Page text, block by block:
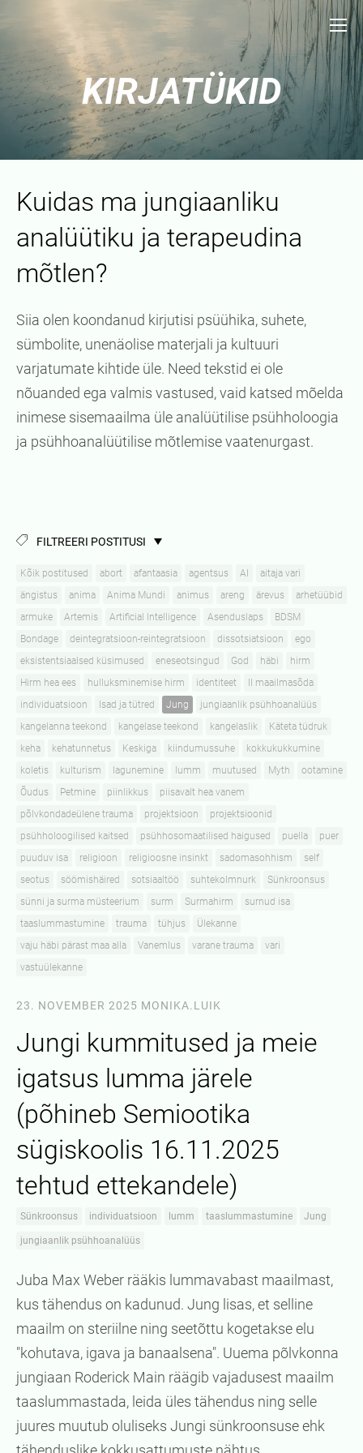
KIRJATÜKID
Kuidas ma jungiaanliku
analüütiku ja terapeudina
mõtlen?
Siia olen koondanud kirjutisi psüühika, suhete,
sümbolite, unenäolise materjali ja kultuuri
varjatumate kihtide üle. Need tekstid ei ole
nõuanded ega valmis vastused, vaid katsed mõelda
inimese sisemaailma üle analüütilise psühholoogia
ja psühhoanalüütilise mõtlemise vaatenurgast.
FILTREERI POSTITUSI
Kõik postitused abort afantaasia agentsus AI
aitaja vari
ängistus
anima Anima Mundi animus areng ärevus
arhetüübid
armuke
Artemis Artificial Intelligence Asenduslaps
BDSM
Bondage
deintegratsioon-reintegratsioon dissotsiatsioon
ego
eksistentsiaalsed küsimused
eneseotsingud God häbi
hirm
Hirm hea ees
hulluksminemise hirm identiteet
II maailmasõda
individuatsioon
Isad ja tütred Jung
jungiaanlik psühhoanalüüs
kangelanna teekond
kangelase teekond kangelaslik
Käteta tüdruk
keha
kehatunnetus Keskiga kiindumussuhe
kokkukukkumine
koletis
kulturism lagunemine lumm muutused Myth
ootamine
Õudus
Petmine piinlikkus
piisavalt hea vanem
põlvkondadeülene trauma
projektsioon
projektsioonid
psühholoogilised kaitsed
psühhosomaatilised haigused puella
puer
puuduv isa
religioon religioosne insinkt sadomasohhism
self
seotus
söömishäired sotsiaaltöö suhtekolmnurk
Sünkroonsus
sünni ja surma müsteerium
surm Surmahirm
surnud isa
taaslummastumine
trauma tühjus
Ülekanne
vaju häbi pärast maa alla
Vanemlus varane trauma
vari
vastuülekanne
23. NOVEMBER 2025 MONIKA.LUIK
Jungi kummitused ja meie
igatsus lumma järele
(põhineb Semiootika
sügiskoolis 16.11.2025
tehtud ettekandele)
Sünkroonsus individuatsioon lumm taaslummastumine Jung
jungiaanlik psühhoanalüüs
Juba Max Weber rääkis lummavabast maailmast,
kus tähendus on kadunud. Jung lisas, et selline
maailm on steriilne ning seetõttu kogetakse elu
"kohutava, igava ja banaalsena". Uuema põlvkonna
jungiaan Roderick Main räägib vajadusest maailm
taaslummastada, leida üles tähendus ning selle
juures muutub oluliseks Jungi sünkroonsuse ehk